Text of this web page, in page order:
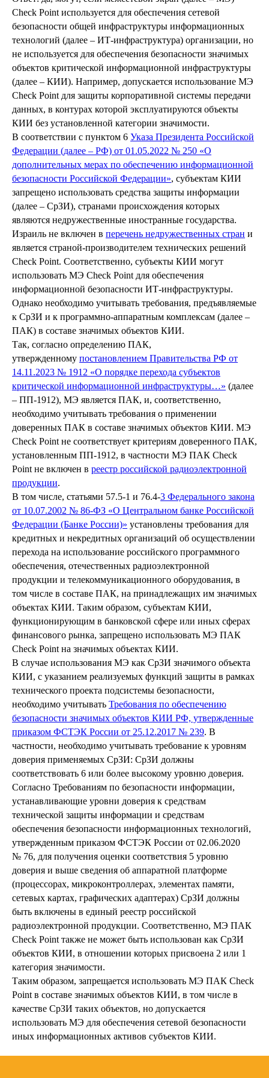
Check Point используется для обеспечения сетевой
безопасности общей инфраструктуры информационных
технологий (далее – ИТ-инфраструктура) организации, но
не используется для обеспечения безопасности значимых
объектов критической информационной инфраструктуры
(далее – КИИ). Например, допускается использование МЭ
Check Point для защиты корпоративной системы передачи
данных, в контурах которой эксплуатируются объекты
КИИ без установленной категории значимости.
В соответствии с пунктом 6 Указа Президента Российской
Федерации (далее – РФ) от 01.05.2022 № 250 «О
дополнительных мерах по обеспечению информационной
безопасности Российской Федерации», субъектам КИИ
запрещено использовать средства защиты информации
(далее – СрЗИ), странами происхождения которых
являются недружественные иностранные государства.
Израиль не включен в перечень недружественных стран и
является страной-производителем технических решений
Check Point. Соответственно, субъекты КИИ могут
использовать МЭ Check Point для обеспечения
информационной безопасности ИТ-инфраструктуры.
Однако необходимо учитывать требования, предъявляемые
к СрЗИ и к программно-аппаратным комплексам (далее –
ПАК) в составе значимых объектов КИИ.
Так, согласно определению ПАК,
утвержденному постановлением Правительства РФ от
14.11.2023 № 1912 «О порядке перехода субъектов
критической информационной инфраструктуры…» (далее
– ПП-1912), МЭ является ПАК, и, соответственно,
необходимо учитывать требования о применении
доверенных ПАК в составе значимых объектов КИИ. МЭ
Check Point не соответствует критериям доверенного ПАК,
установленным ПП-1912, в частности МЭ ПАК Check
Point не включен в реестр российской радиоэлектронной
продукции.
В том числе, статьями 57.5-1 и 76.4-3 Федерального закона
от 10.07.2002 № 86-ФЗ «О Центральном банке Российской
Федерации (Банке России)» установлены требования для
кредитных и некредитных организаций об осуществлении
перехода на использование российского программного
обеспечения, отечественных радиоэлектронной
продукции и телекоммуникационного оборудования, в
том числе в составе ПАК, на принадлежащих им значимых
объектах КИИ. Таким образом, субъектам КИИ,
функционирующим в банковской сфере или иных сферах
финансового рынка, запрещено использовать МЭ ПАК
Check Point на значимых объектах КИИ.
В случае использования МЭ как СрЗИ значимого объекта
КИИ, с указанием реализуемых функций защиты в рамках
технического проекта подсистемы безопасности,
необходимо учитывать Требования по обеспечению
безопасности значимых объектов КИИ РФ, утвержденные
приказом ФСТЭК России от 25.12.2017 № 239. В
частности, необходимо учитывать требование к уровням
доверия применяемых СрЗИ: СрЗИ должны
соответствовать 6 или более высокому уровню доверия.
Согласно Требованиям по безопасности информации,
устанавливающие уровни доверия к средствам
технической защиты информации и средствам
обеспечения безопасности информационных технологий,
утвержденным приказом ФСТЭК России от 02.06.2020
№ 76, для получения оценки соответствия 5 уровню
доверия и выше сведения об аппаратной платформе
(процессорах, микроконтроллерах, элементах памяти,
сетевых картах, графических адаптерах) СрЗИ должны
быть включены в единый реестр российской
радиоэлектронной продукции. Соответственно, МЭ ПАК
Check Point также не может быть использован как СрЗИ
объектов КИИ, в отношении которых присвоена 2 или 1
категория значимости.
Таким образом, запрещается использовать МЭ ПАК Check
Point в составе значимых объектов КИИ, в том числе в
качестве СрЗИ таких объектов, но допускается
использовать МЭ для обеспечения сетевой безопасности
иных информационных активов субъектов КИИ.